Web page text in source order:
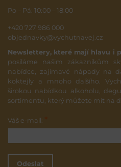
Po – Pá: 10:00 – 18:00
+420 727 986 000
objednavky@vychutnavej.cz
Newslettery, které mají hlavu i
posíláme našim zákazníkům
nabídce, zajímavé nápady na
koktejly a mnoho dalšího.
širokou nabídkou alkoholu,
sortimentu, který můžete mít na
Váš e-mail:
Odeslat